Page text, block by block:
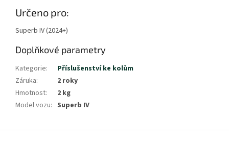
Určeno pro:
Superb IV (2024+)
Doplňkové parametry
Kategorie:
Příslušenství ke kolům
Záruka:
2 roky
Hmotnost:
2 kg
Model vozu: Superb IV